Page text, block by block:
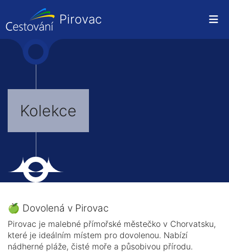
Pirovac
Kolekce
🍏 Dovolená v Pirovac
Pirovac je malebné přímořské městečko v Chorvatsku,
které je ideálním místem pro dovolenou. Nabízí
nádherné pláže, čisté moře a působivou přírodu.